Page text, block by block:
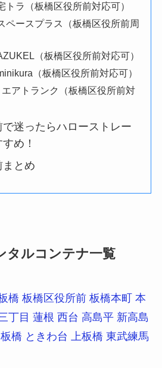
トラ（板橋区役所前対応可）
ペースプラス（板橋区役所前周
（板橋区役所前対応可）
（板橋区役所前対応可）
エアトランク（板橋区役所前対
迷ったらハローストレー
め！
とめ
タルコンテナ一覧
橋 板橋区役所前 板橋本町 本
丁目 蓮根 西台 高島平 新高島
橋 ときわ台 上板橋 東武練馬